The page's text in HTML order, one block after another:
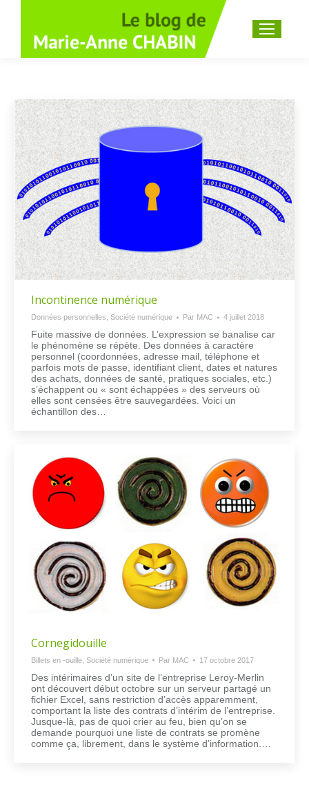
Recherche
Incontinence numérique
Données personnelles Société numérique Par MAC 4 juillet 2018
Fuite massive de données. L’expression se banalise car
le phénomène se répète. Des données à caractère
personnel (coordonnées, adresse mail, téléphone et
parfois mots de passe, identifiant client, dates et natures
des achats, données de santé, pratiques sociales, etc.)
s’échappent ou « sont échappées » des serveurs où
elles sont censées être sauvegardées. Voici un
échantillon des…
Cornegidouille
Billets en -ouille Société numérique Par MAC 17 octobre 2017
Des intérimaires d’un site de l’entreprise Leroy-Merlin
ont découvert début octobre sur un serveur partagé un
fichier Excel, sans restriction d’accès apparemment,
comportant la liste des contrats d’intérim de l’entreprise.
Jusque-là, pas de quoi crier au feu, bien qu’on se
demande pourquoi une liste de contrats se promène
comme ça, librement, dans le système d’information.…